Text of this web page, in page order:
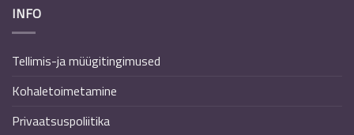
INFO
Tellimis-ja müügitingimused
Kohaletoimetamine
Privaatsuspoliitika